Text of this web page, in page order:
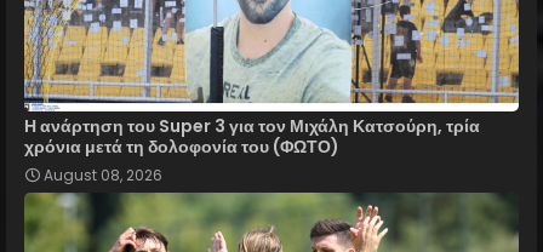
Η ανάρτηση του Super 3 για τον Μιχάλη Κατσούρη, τρία
χρόνια μετά τη δολοφονία του (ΦΩΤΟ)
August 08, 2026